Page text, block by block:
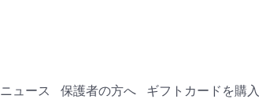
ニュース 保護者の方へ ギフトカードを購入